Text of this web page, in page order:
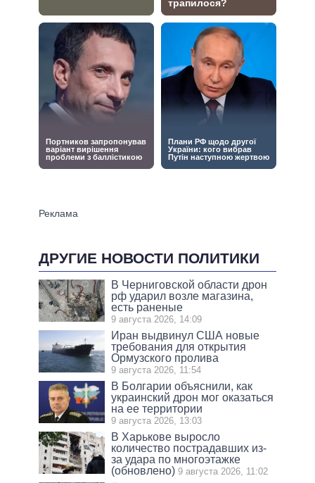
ДРУГИЕ НОВОСТИ ПОЛИТИКИ
В Черниговской области дрон
рф ударил возле магазина,
есть раненые
9 августа 2026, 14:09
Иран выдвинул США новые
требования для открытия
Ормузского пролива
9 августа 2026, 11:54
В Болгарии объяснили, как
украинский дрон мог оказаться
на ее территории
9 августа 2026, 13:03
В Харькове выросло
количество пострадавших из-
за удара по многоэтажке
(обновлено) 9 августа 2026, 11:02